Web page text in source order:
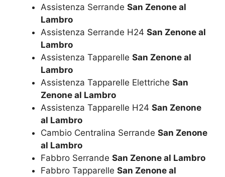
Assistenza Serrande San Zenone al
Lambro
Assistenza Serrande H24 San Zenone al
Lambro
Assistenza Tapparelle San Zenone al
Lambro
Assistenza Tapparelle Elettriche San
Zenone al Lambro
Assistenza Tapparelle H24 San Zenone
al Lambro
Cambio Centralina Serrande San Zenone
al Lambro
Fabbro Serrande San Zenone al Lambro
Fabbro Tapparelle San Zenone al